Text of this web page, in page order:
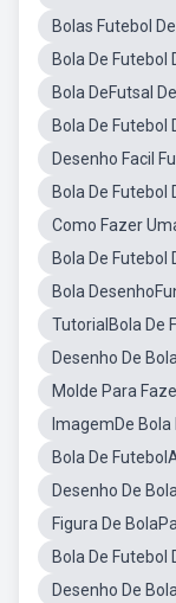
Bolas Futebol
Bola De Futebol
Bola DeFutsal
Bola De Futebol
Desenho Facil
Bola De
Como Fazer
Bola De Futebol
Bola
TutorialBola De
Desenho De
Molde Para
ImagemDe Bola
Bola De
Desenho De
Figura De
Bola De Futebol
Desenho De